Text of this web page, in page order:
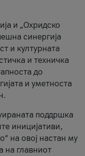
и „Охридско
синергија
и културната
и техничка
до
и уметноста
поддршка
иницијативи,
на овој настан му
на главниот